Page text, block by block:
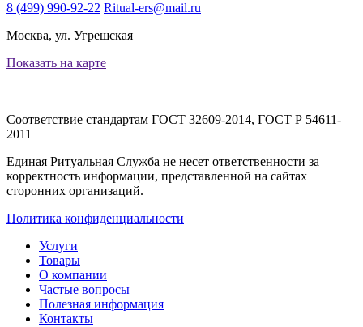
8 (499) 990-92-22 Ritual-ers@mail.ru
Москва, ул. Угрешская
Показать на карте
Соответствие стандартам ГОСТ 32609-2014, ГОСТ Р 54611-
2011
Единая Ритуальная Служба не несет ответственности за
корректность информации, представленной на сайтах
сторонних организаций.
Политика конфиденциальности
Услуги
Товары
О компании
Частые вопросы
Полезная информация
Контакты